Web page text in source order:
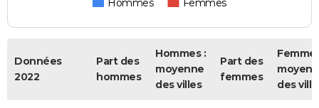
Hommes Femmes
Données
2022
Part des
hommes
Hommes :
moyenne
des villes
Part des
femmes
des